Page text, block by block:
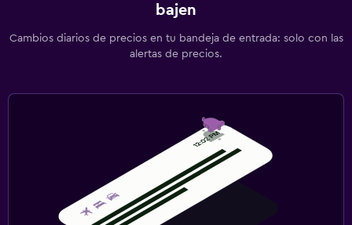
bajen
Cambios diarios de precios en tu bandeja de entrada: solo con las
alertas de precios.